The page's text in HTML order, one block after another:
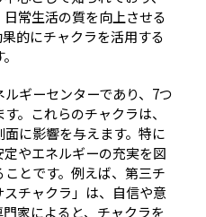
常生活の質を向上させる
的にチャクラを活用する
ギーセンターであり、7つ
。これらのチャクラは、
に影響を与えます。特に
やエネルギーの充実を図
とです。例えば、第三チ
チャクラ」は、自信や意
家によると、チャクラを